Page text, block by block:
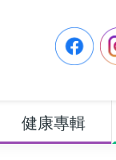
健康專輯